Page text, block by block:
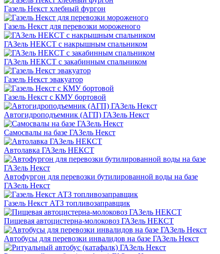
Газель Некст хлебный фургон
Газель Некст для перевозки мороженого
ГАЗель НЕКСТ с накрышным спальником
ГАЗель НЕКСТ с закабинным спальником
Газель Некст эвакуатор
Газель Некст с КМУ бортовой
Автогидроподъемник (АГП) ГАЗель Некст
Самосвалы на базе ГАЗель Некст
Автолавка ГАЗель НЕКСТ
Автофургон для перевозки бутилированной воды на базе
ГАЗель Некст
Газель Некст АТЗ топливозаправщик
Пищевая автоцистерна-молоковоз ГАЗель НЕКСТ
Автобусы для перевозки инвалидов на базе ГАЗель Некст